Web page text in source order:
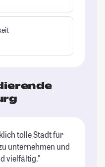
tolle Stadt für
unternehmen und
vielfältig."